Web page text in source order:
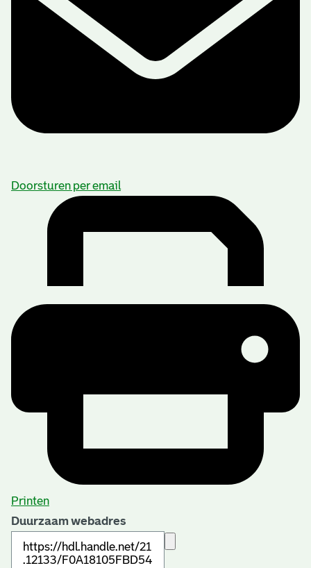
Doorsturen per email
Printen
Duurzaam webadres